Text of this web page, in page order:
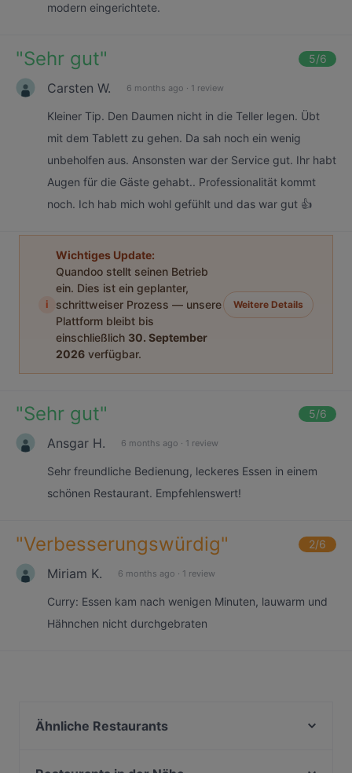
modern eingerichtete.
"Sehr gut" 5/6
Carsten W. 6 months ago · 1 review
Kleiner Tip. Den Daumen nicht in die Teller legen. Übt
mit dem Tablett zu gehen. Da sah noch ein wenig
unbeholfen aus. Ansonsten war der Service gut. Ihr habt
Augen für die Gäste gehabt.. Professionalität kommt
noch. Ich hab mich wohl gefühlt und das war gut 👍
i
Wichtiges Update:
Quandoo stellt seinen Betrieb
ein. Dies ist ein geplanter,
schrittweiser Prozess — unsere
Plattform bleibt bis
einschließlich 30. September
2026 verfügbar.
Weitere Details
"Sehr gut" 5/6
Ansgar H. 6 months ago · 1 review
Sehr freundliche Bedienung, leckeres Essen in einem
schönen Restaurant. Empfehlenswert!
"Verbesserungswürdig" 2/6
Miriam K. 6 months ago · 1 review
Curry: Essen kam nach wenigen Minuten, lauwarm und
Hähnchen nicht durchgebraten
Ähnliche Restaurants